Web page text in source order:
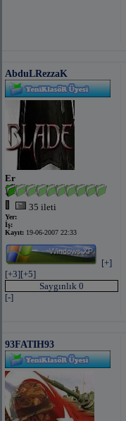
AbduLRezzaK
Er
35 ileti
Yer:
İş:
Kayıt: 19-06-2007 22:33
[+]
[+3][+5]
Saygınlık 0
[-]
93FATIH93